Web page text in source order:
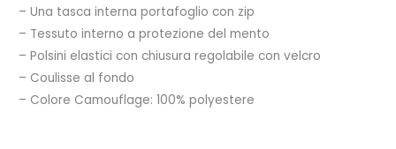
– Una tasca interna portafoglio con zip
– Tessuto interno a protezione del mento
– Polsini elastici con chiusura regolabile con velcro
– Coulisse al fondo
– Colore Camouflage: 100% polyestere